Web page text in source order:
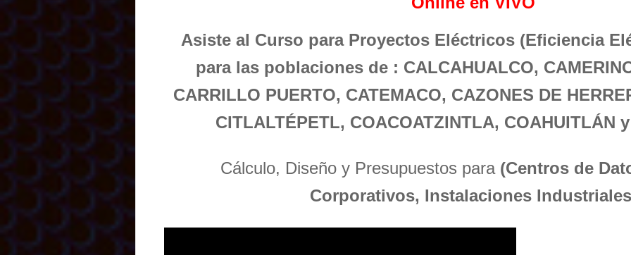
Asiste al Curso para Proyectos Eléctricos (Eficiencia
para las poblaciones de : CALCAHUALCO,
CARRILLO PUERTO, CATEMACO, CAZONES DE
CITLALTÉPETL, COACOATZINTLA, COAHUITLÁN
Cálculo, Diseño y Presupuestos para (Centros de
Corporativos, Instalaciones